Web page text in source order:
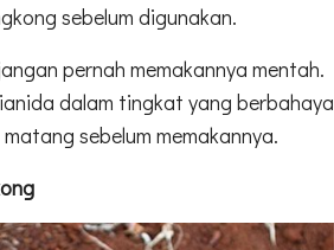
sebelum digunakan.
pernah memakannya mentah.
dalam tingkat yang berbahaya
sebelum memakannya.